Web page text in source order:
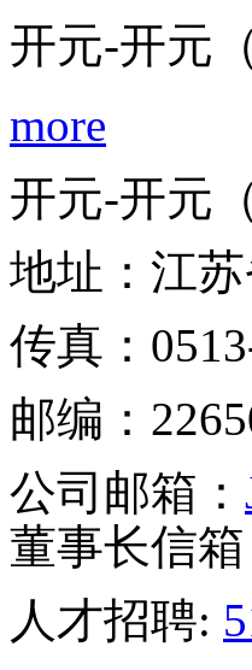
开元-开元
more
开元-开元
地址：江
传真：
邮编：
公司邮箱：
董事长信箱
人才招聘: